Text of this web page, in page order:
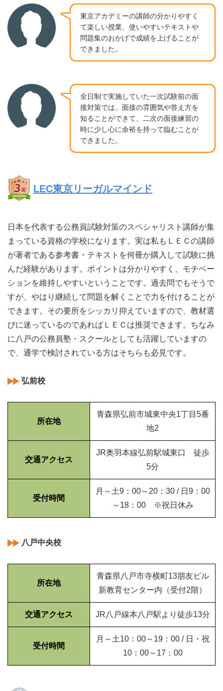
東京アカデミーの講師の分かりやすく
て楽しい授業、使いやすいテキストや
問題集のおかげで成績を上げることが
できました。
全日制で実施していた一次試験前の面
接対策では、面接の雰囲気や答え方を
知ることができて、二次の面接練習の
時に少し心に余裕を持って臨むことが
できました。
LEC東京リーガルマインド
日本を代表する公務員試験対策のスペシャリスト講師が集
まっている資格の学校になります。実は私もＬＥＣの講師
が著者である参考書・テキストを何冊か購入して試験に挑
んだ経験があります。ポイントは分かりやすく、モチベー
ションを維持しやすいということです。過去問でもそうで
すが、やはり継続して問題を解くことで力を付けることが
できます。その要所をシッカリ抑えていますので、教材選
びに迷っているのであればＬＥＣは推奨できます。ちなみ
に八戸の公務員塾・スクールとしても活躍していますの
で、通学で検討されている方はそちらも必見です。
弘前校
所在地
青森県弘前市城東中央1丁目5番
地2
交通アクセス
JR奥羽本線弘前駅城東口 徒歩
5分
受付時間
月～土9：00～20：30 / 日9：00
～18：00 ※祝日休み
八戸中央校
所在地
青森県八戸市寺横町13朋友ビル
新教育センター内（受付2階）
交通アクセス JR八戸線本八戸駅より徒歩13分
受付時間
月～土10：00～19：00 / 日・祝
10：00～17：00